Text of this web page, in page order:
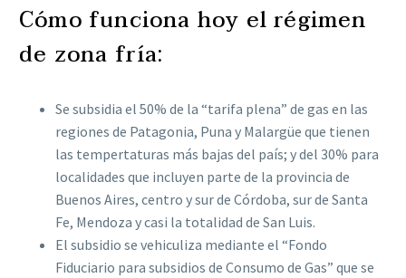
Cómo funciona hoy el régimen
de zona fría:
Se subsidia el 50% de la “tarifa plena” de gas en las
regiones de Patagonia, Puna y Malargüe que tienen
las tempertaturas más bajas del país; y del 30% para
localidades que incluyen parte de la provincia de
Buenos Aires, centro y sur de Córdoba, sur de Santa
Fe, Mendoza y casi la totalidad de San Luis.
El subsidio se vehiculiza mediante el “Fondo
Fiduciario para subsidios de Consumo de Gas” que se